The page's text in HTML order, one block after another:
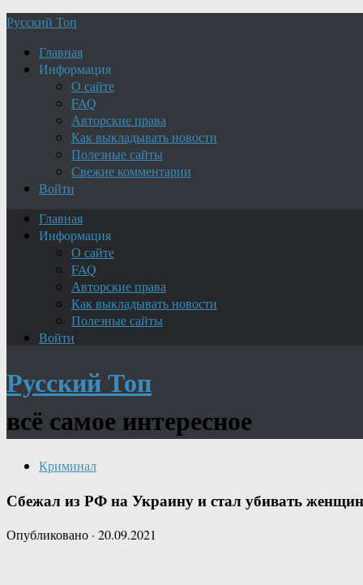
Русский Топ
Главная
Информация
О сайте
FAQ
Авторские права
Как выкладывать новости
Полезные сайты
Свежие комментарии
Войти
Главная
Информация
О сайте
FAQ
Авторские права
Как выкладывать новости
Полезные сайты
Войти
Русский Топ
всё самое интересное
Криминал
Сбежал из РФ на Украину и стал убивать женщин
Опубликовано · 20.09.2021